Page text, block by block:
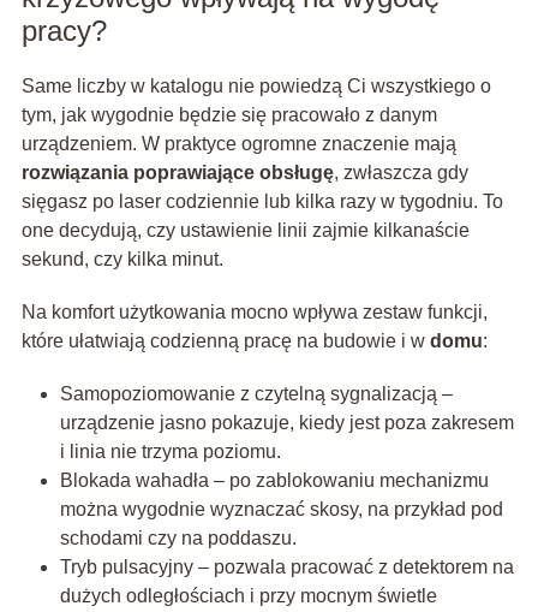
pracy?
Same liczby w katalogu nie powiedzą Ci wszystkiego o
tym, jak wygodnie będzie się pracowało z danym
urządzeniem. W praktyce ogromne znaczenie mają
rozwiązania poprawiające obsługę, zwłaszcza gdy
sięgasz po laser codziennie lub kilka razy w tygodniu. To
one decydują, czy ustawienie linii zajmie kilkanaście
sekund, czy kilka minut.
Na komfort użytkowania mocno wpływa zestaw funkcji,
które ułatwiają codzienną pracę na budowie i w domu:
Samopoziomowanie z czytelną sygnalizacją –
urządzenie jasno pokazuje, kiedy jest poza zakresem
i linia nie trzyma poziomu.
Blokada wahadła – po zablokowaniu mechanizmu
można wygodnie wyznaczać skosy, na przykład pod
schodami czy na poddaszu.
Tryb pulsacyjny – pozwala pracować z detektorem na
dużych odległościach i przy mocnym świetle